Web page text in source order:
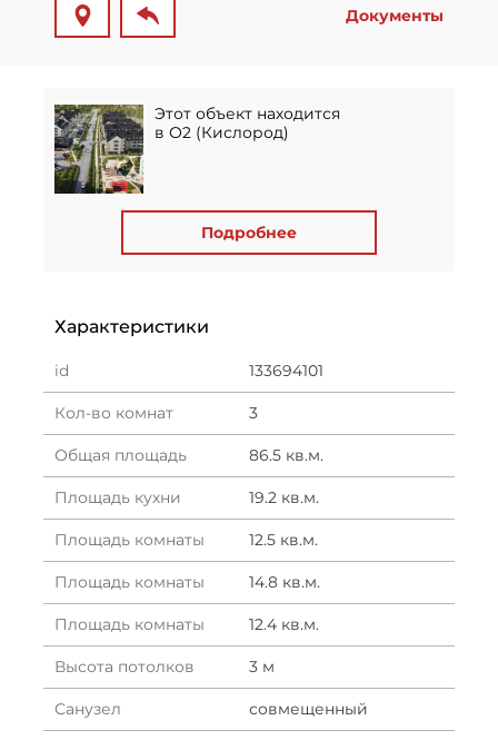
Документы
Этот объект находится
в О2 (Кислород)
Подробнее
Характеристики
id 133694101
Кол-во комнат 3
Общая площадь 86.5 кв.м.
Площадь кухни 19.2 кв.м.
Площадь комнаты 12.5 кв.м.
Площадь комнаты 14.8 кв.м.
Площадь комнаты 12.4 кв.м.
Высота потолков 3 м
Санузел совмещенный